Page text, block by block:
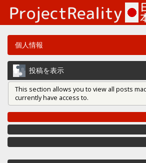
個人情報
投稿を表示
This section allows you to view all posts
currently have access to.